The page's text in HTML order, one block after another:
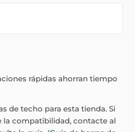
rápidas ahorran tiempo
de techo para esta tienda. Si
la compatibilidad, contacte al